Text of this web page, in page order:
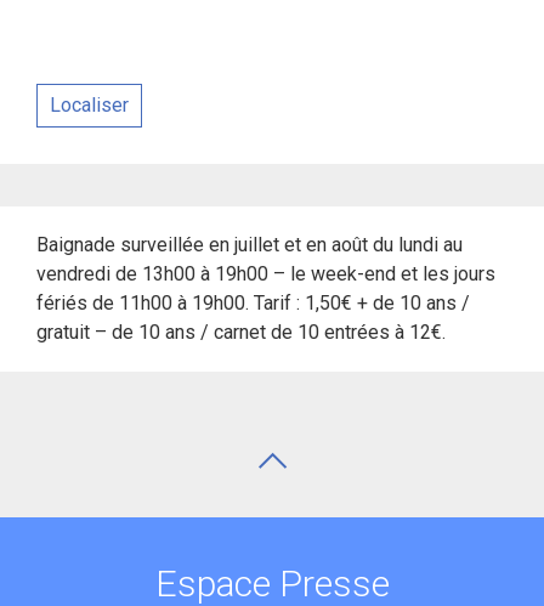
Localiser
Baignade surveillée en juillet et en août du lundi au
vendredi de 13h00 à 19h00 – le week-end et les jours
fériés de 11h00 à 19h00. Tarif : 1,50€ + de 10 ans /
gratuit – de 10 ans / carnet de 10 entrées à 12€.
Espace Presse